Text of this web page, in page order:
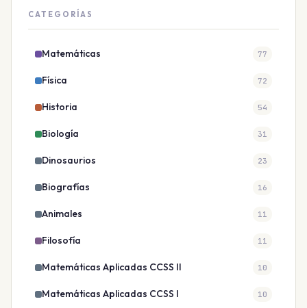
CATEGORÍAS
Matemáticas 77
Física 72
Historia 54
Biología 31
Dinosaurios 23
Biografías 16
Animales 11
Filosofía 11
Matemáticas Aplicadas CCSS II 10
Matemáticas Aplicadas CCSS I 10